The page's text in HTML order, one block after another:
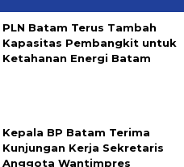
PLN Batam Terus Tambah
Kapasitas Pembangkit untuk
Ketahanan Energi Batam
Kepala BP Batam Terima
Kunjungan Kerja Sekretaris
Anggota Wantimpres